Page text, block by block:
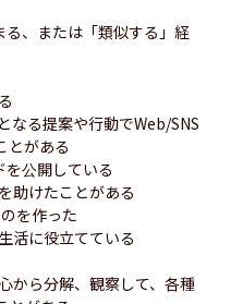
、または「類似する」経
なる提案や行動でWeb/SNS
とがある
公開している
助けたことがある
を作った
活に役立てている
から分解、観察して、各種